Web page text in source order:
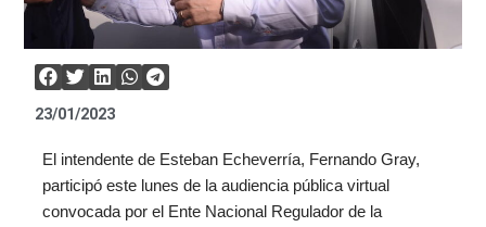
23/01/2023
El intendente de Esteban Echeverría, Fernando Gray,
participó este lunes de la audiencia pública virtual
convocada por el Ente Nacional Regulador de la